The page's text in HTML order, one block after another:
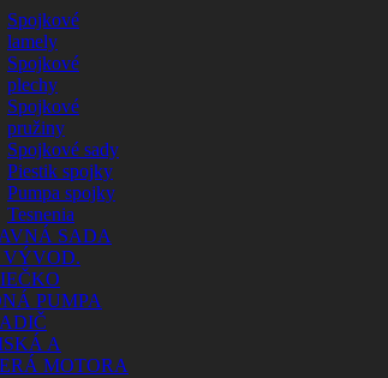
Spojkové
lamely
Spojkové
plechy
Spojkové
pružiny
Spojkové sady
Piestik spojky
Pumpa spojky
Tesnenia
SADA
VÝVOD.
PUMPA
A
MOTORA